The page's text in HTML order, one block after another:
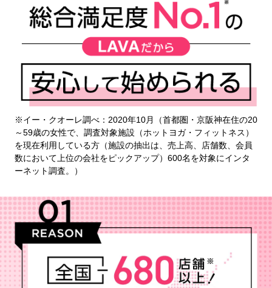
※イー・クオーレ調べ：2020年10月（首都圏・京阪神在住の20
～59歳の女性で、調査対象施設（ホットヨガ・フィットネス）
を現在利用している方（施設の抽出は、売上高、店舗数、会員
数において上位の会社をピックアップ）600名を対象にインタ
ーネット調査。）